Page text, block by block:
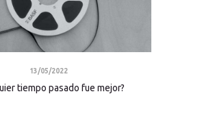
13/05/2022
tiempo pasado fue mejor?